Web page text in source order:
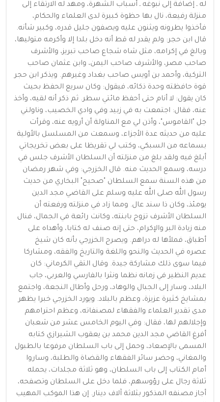
له ـ إضافة إلى نبوغه ـ أسباب الشهرة، ومهد له الارتقاء إلى
منزلة رفيعة، نال بها حظوة كبيرة لدى العلماء والحكام،
فأخذوا يطرونه ويثنون عليه ويصفون جليل قدره، وكبير شأنه.
قال ابن حجر: ولم يقدر له قط أنه دخل بلدا إلا وأكرمه متوليها،
وبالغ في إكرامه، مثل شاه شجاع صاحب تبريز، والأشرف
صاحب مصر، والأشرف صاحب اليمن، وابن عثمان صاحب
التركية، وأحمد بن أويس صاحب بغداد وغيرهم. ويذكر ابن حجر
قوة حافظته وحدة ذكائه، فيقول: وكان سريع الحفظ بحيث
كان يقول: لا أنام حتى أحفظ مائتي سطر. ثم ذكر أنه لقيه، وأخذ
عنه، فقال: اجتمعت به في زبيد وفي وادي الخصيب، وناولني
جل "القاموس"، وأذن لي مع المناولة أن أرويه عنه، وقرأت
عليه من حديثه عدة الأجزاء، وسمعت من المسلسل بالأولية
بسماعه من السبكي، وكتب لي تقريظا على بعض تخريجاتي
أبلغ فيه ولقد بلغ من منزلته أن السلطان الأشرف جلس في
درسه، وسمع الحديث منه. قال الخزرجي: وفي شهر رمضان
من هذه السنة سمع السلطان "صحيح" البخاري من حديث
رسول الله صلى الله عليه وسلم على القاضي مجد الدين
يومئذ، وكان ذا سند عال. ومما زاد في منزلته ورفعته أن
السلطان الأشرف تزوج بابنته، وكانت رائعة في الجمال، فنال
منه زيادة البر والإكرام، حتى إنه صنف له كتابا، وأهداه على
أطباق، فملأها له دراهم. ويصرح الخزرجي بأنه كان شيخ
عصره في الحديث والنحو واللغة والتاريخ والفقه، ومشاركا
فيما سوى ذلك مشاركة جيدة. وقال التقي الكرماني: كان
عديم النظير في زمانه نظما ونثرا بالفارسي والعربي، جاب
البلاد، وسار إلى الجبال والوهاد، ورحل وأطال النجعة، واجتمع
بمشايخ كثيرة عزيزة، وعظم بالبلاد. ويورد الخزرجي خبرا يظهر
مدى تقدير العلماء والفقهاء لمصنفاته، وعظم احترامهم
وإجلالهم لها، فقال: وفي اليوم الخامس عشر من شعبان
أفرغ القاضي مجد الدين محمد بن يعقوب الشيرازي كتابه
المسمى بالإصعاد، وحمل إلى باب السلطان مرفوعا بالطبول
والمغاني، وحضر سائر الفقهاء والقضاة والطلبة، وساروا
أمام الكتاب إلى باب السلطان، وهو ثلاثة مجلدات، يحمله
ثلاثة رجال على رؤوسهم، فلما دخل على السلطان وتصفحه،
أجاز مصنفه المذكور بثلاثة آلاف دينار. إن هذا الموكب المهيب